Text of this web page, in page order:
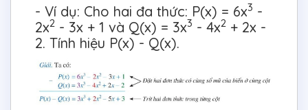
- Ví dụ: Cho hai đa thức: P(x) = 6x3 -
2x2 - 3x + 1 và Q(x) = 3x3 - 4x2 + 2x -
2. Tính hiệu P(x) - Q(x).